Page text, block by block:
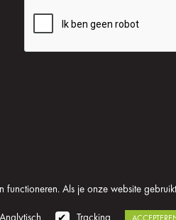
Als je onze website
Algemene voorwaarden